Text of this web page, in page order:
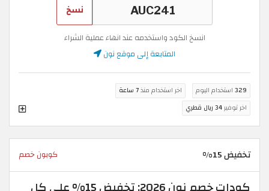
نسخ
انسخ الكود واستخدمه عند انهاء عملية الشراء
المتابعة إلى موقع نون
329 استخدام اليوم اخر استخدام منذ7 ساعة
اخر توفير34 ريال قطري
تخفيض 15% كوبون خصم